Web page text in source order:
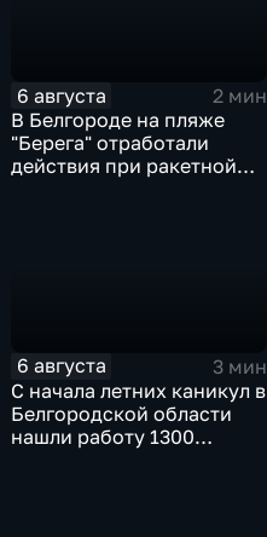
6 августа
2 мин
В Белгороде на пляже
"Берега" отработали
действия при ракетной
6 августа
3 мин
С начала летних каникул в
Белгородской области
нашли работу 1300